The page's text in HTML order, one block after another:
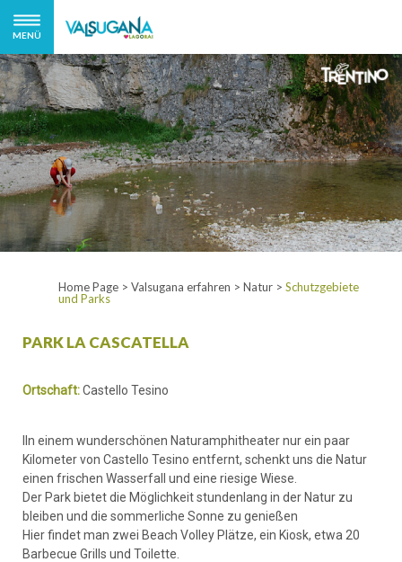
MENÜ
Home Page > Valsugana erfahren > Natur > Schutzgebiete
und Parks
PARK LA CASCATELLA
Ortschaft:Castello Tesino
IIn einem wunderschönen Naturamphitheater nur ein paar
Kilometer von Castello Tesino entfernt, schenkt uns die Natur
einen frischen Wasserfall und eine riesige Wiese.
Der Park bietet die Möglichkeit stundenlang in der Natur zu
bleiben und die sommerliche Sonne zu genießen
Hier findet man zwei Beach Volley Plätze, ein Kiosk, etwa 20
Barbecue Grills und Toilette.